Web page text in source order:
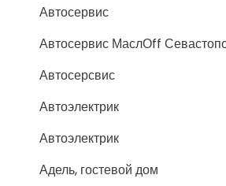
Автосервис
Автосервис МаслОff
Автосерсвис
Автоэлектрик
Автоэлектрик
Адель, гостевой дом